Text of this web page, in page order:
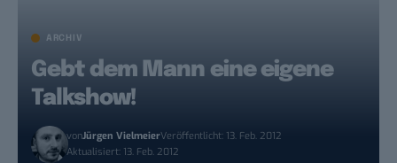
ARCHIV
Gebt dem Mann eine eigene
Talkshow!
vonJürgen VielmeierVeröffentlicht: 13. Feb. 2012
Aktualisiert: 13. Feb. 2012